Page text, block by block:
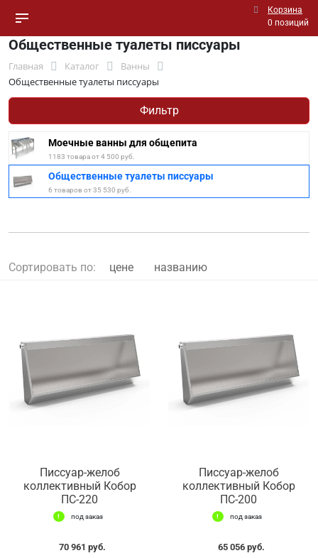
Корзина
0 позиций
Общественные туалеты писсуары
Главная Каталог
Ванны
Общественные туалеты писсуары
Фильтр
Моечные ванны для общепита
1183 товара от 4 500 руб.
Общественные туалеты писсуары
6 товаров от 35 530 руб.
Сортировать по: цене названию
Писсуар-желоб
коллективный Кобор
ПС-220
под заказ
70 961 руб.
Писсуар-желоб
коллективный Кобор
ПС-200
под заказ
65 056 руб.